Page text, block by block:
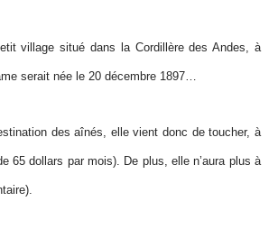
village situé dans la Cordillère des Andes, à
serait née le 20 décembre 1897…
des aînés, elle vient donc de toucher, à
65 dollars par mois). De plus, elle n’aura plus à